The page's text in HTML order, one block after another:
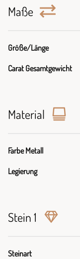
Maße
Größe/Länge
Carat Gesamtgewicht
Material
Farbe Metall
Legierung
Stein 1
Steinart